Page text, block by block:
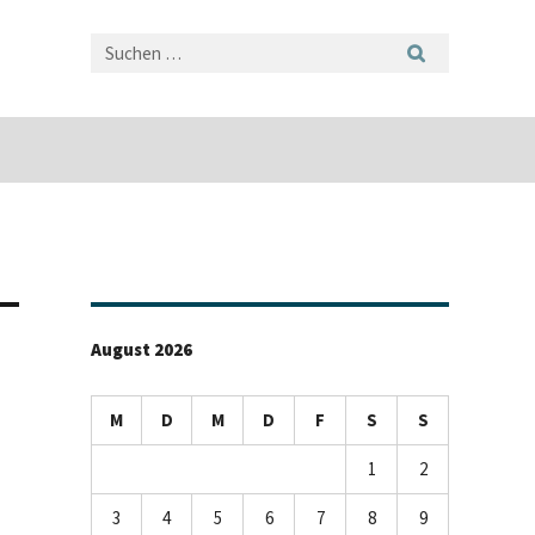
August 2026
M D M D F S S
1 2
3 4 5 6 7 8 9